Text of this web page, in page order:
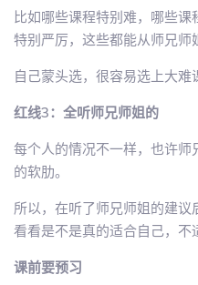
比如哪些课程特别难，哪些
特别严厉，这些都能从师兄师
自己蒙头选，很容易选上大难
红线3：全听师兄师姐的
每个人的情况不一样，也许
的软肋。
所以，在听了师兄师姐的建议
看看是不是真的适合自己，不
课前要预习